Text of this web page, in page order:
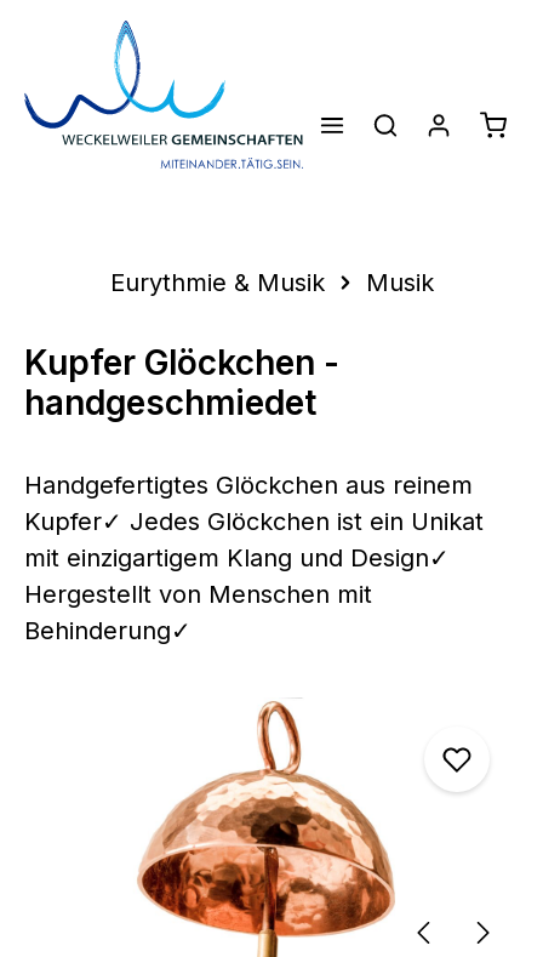
Zum Hauptinhalt springen
Eurythmie & Musik Musik
Kupfer Glöckchen -
handgeschmiedet
Handgefertigtes Glöckchen aus reinem
Kupfer✓ Jedes Glöckchen ist ein Unikat
mit einzigartigem Klang und Design✓
Hergestellt von Menschen mit
Behinderung✓
Bildergalerie überspringen